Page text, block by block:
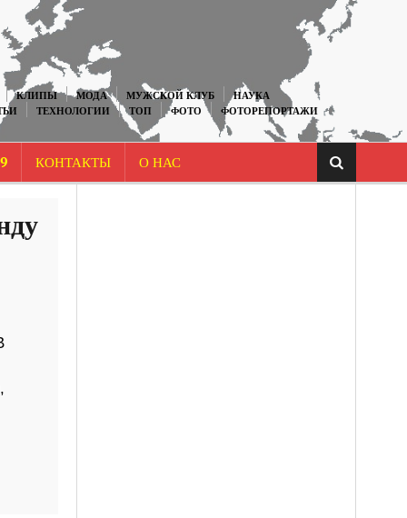
КЛИПЫ МОДА МУЖСКОЙ КЛУБ
НАУКА
ТЕХНОЛОГИИ ТОП ФОТО
ФОТОРЕПОРТАЖИ
КОНТАКТЫ О НАС